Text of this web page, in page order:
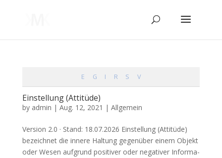
E G I R S V
Einstellung (Attitüde)
by admin | Aug. 12, 2021 | Allgemein
Ver­si­on 2.0 · Stand: 18.07.2026 Ein­stel­lung (Atti­tü­de)
bezeich­net die inne­re Hal­tung gegen­über einem Objekt
oder Wesen auf­grund posi­ti­ver oder nega­ti­ver Infor­ma­